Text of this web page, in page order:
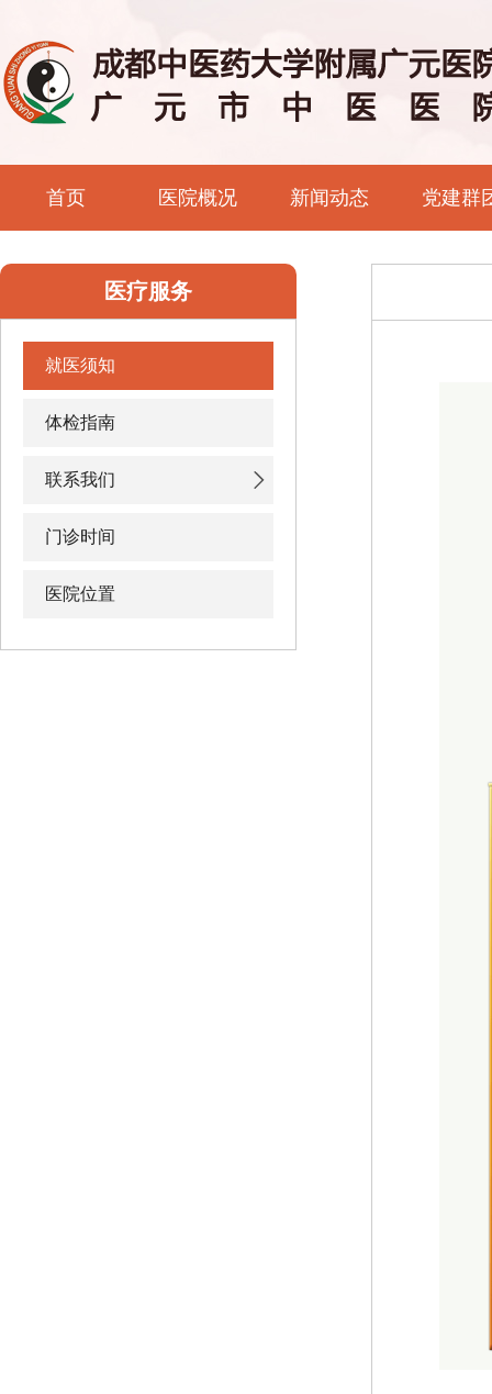
首页 医院概况 新闻动态 党建群
医疗服务
就医须知
体检指南
联系我们
门诊时间
医院位置